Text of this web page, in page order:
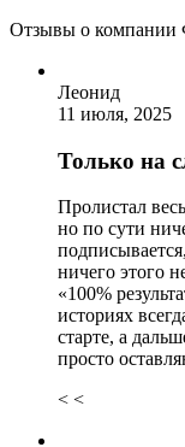
Отзывы о компании
Леонид
11 июля, 2025
Только на
Пролистал
но по сути
ничего этого
«100%
историях
старте, а
просто
< <